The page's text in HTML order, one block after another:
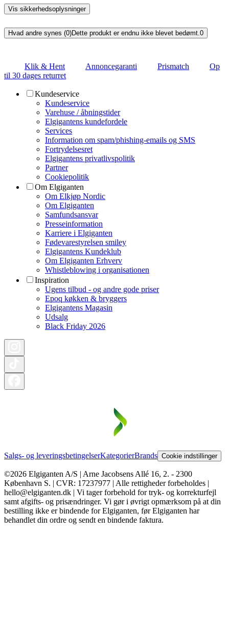
Vis sikkerhedsoplysninger
Hvad andre synes (0)Dette produkt er endnu ikke blevet bedømt.0
Klik & Hent Annoncegaranti Prismatch
Op
til 30 dages returret
Kundeservice
Kundeservice
Varehuse / åbningstider
Elgigantens kundefordele
Services
Information om spam/phishing-emails og SMS
Fortrydelsesret
Elgigantens privatlivspolitik
Partner
Cookiepolitik
Om Elgiganten
Om Elkjøp Nordic
Om Elgiganten
Samfundsansvar
Presseinformation
Karriere i Elgiganten
Fødevarestyrelsen smiley
Elgigantens Kundeklub
Om Elgiganten Erhverv
Whistleblowing i organisationen
Inspiration
Ugens tilbud - og andre gode priser
Epoq køkken & bryggers
Elgigantens Magasin
Udsalg
Black Friday 2026
Salgs- og leveringsbetingelserKategorierBrands Cookie indstillinger
©2026 Elgiganten A/S | Arne Jacobsens Allé 16, 2. - 2300
København S. | CVR: 17237977 | Alle rettigheder forbeholdes |
hello@elgiganten.dk | Vi tager forbehold for tryk- og korrekturfejl
samt afgifts- og prisændringer. Vi gør i øvrigt opmærksom på at din
bestilling ikke er bindende for Elgiganten, før Elgiganten har
behandlet din ordre og sendt en bindende faktura.